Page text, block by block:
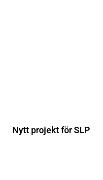
Nytt projekt för SLP